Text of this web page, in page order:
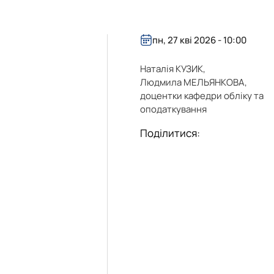
н.р.
пн, 27 кві 2026 - 10:00
Наталія КУЗИК,
Людмила МЕЛЬЯНКОВА,
доцентки кафедри обліку та
оподаткування
Поділитися: